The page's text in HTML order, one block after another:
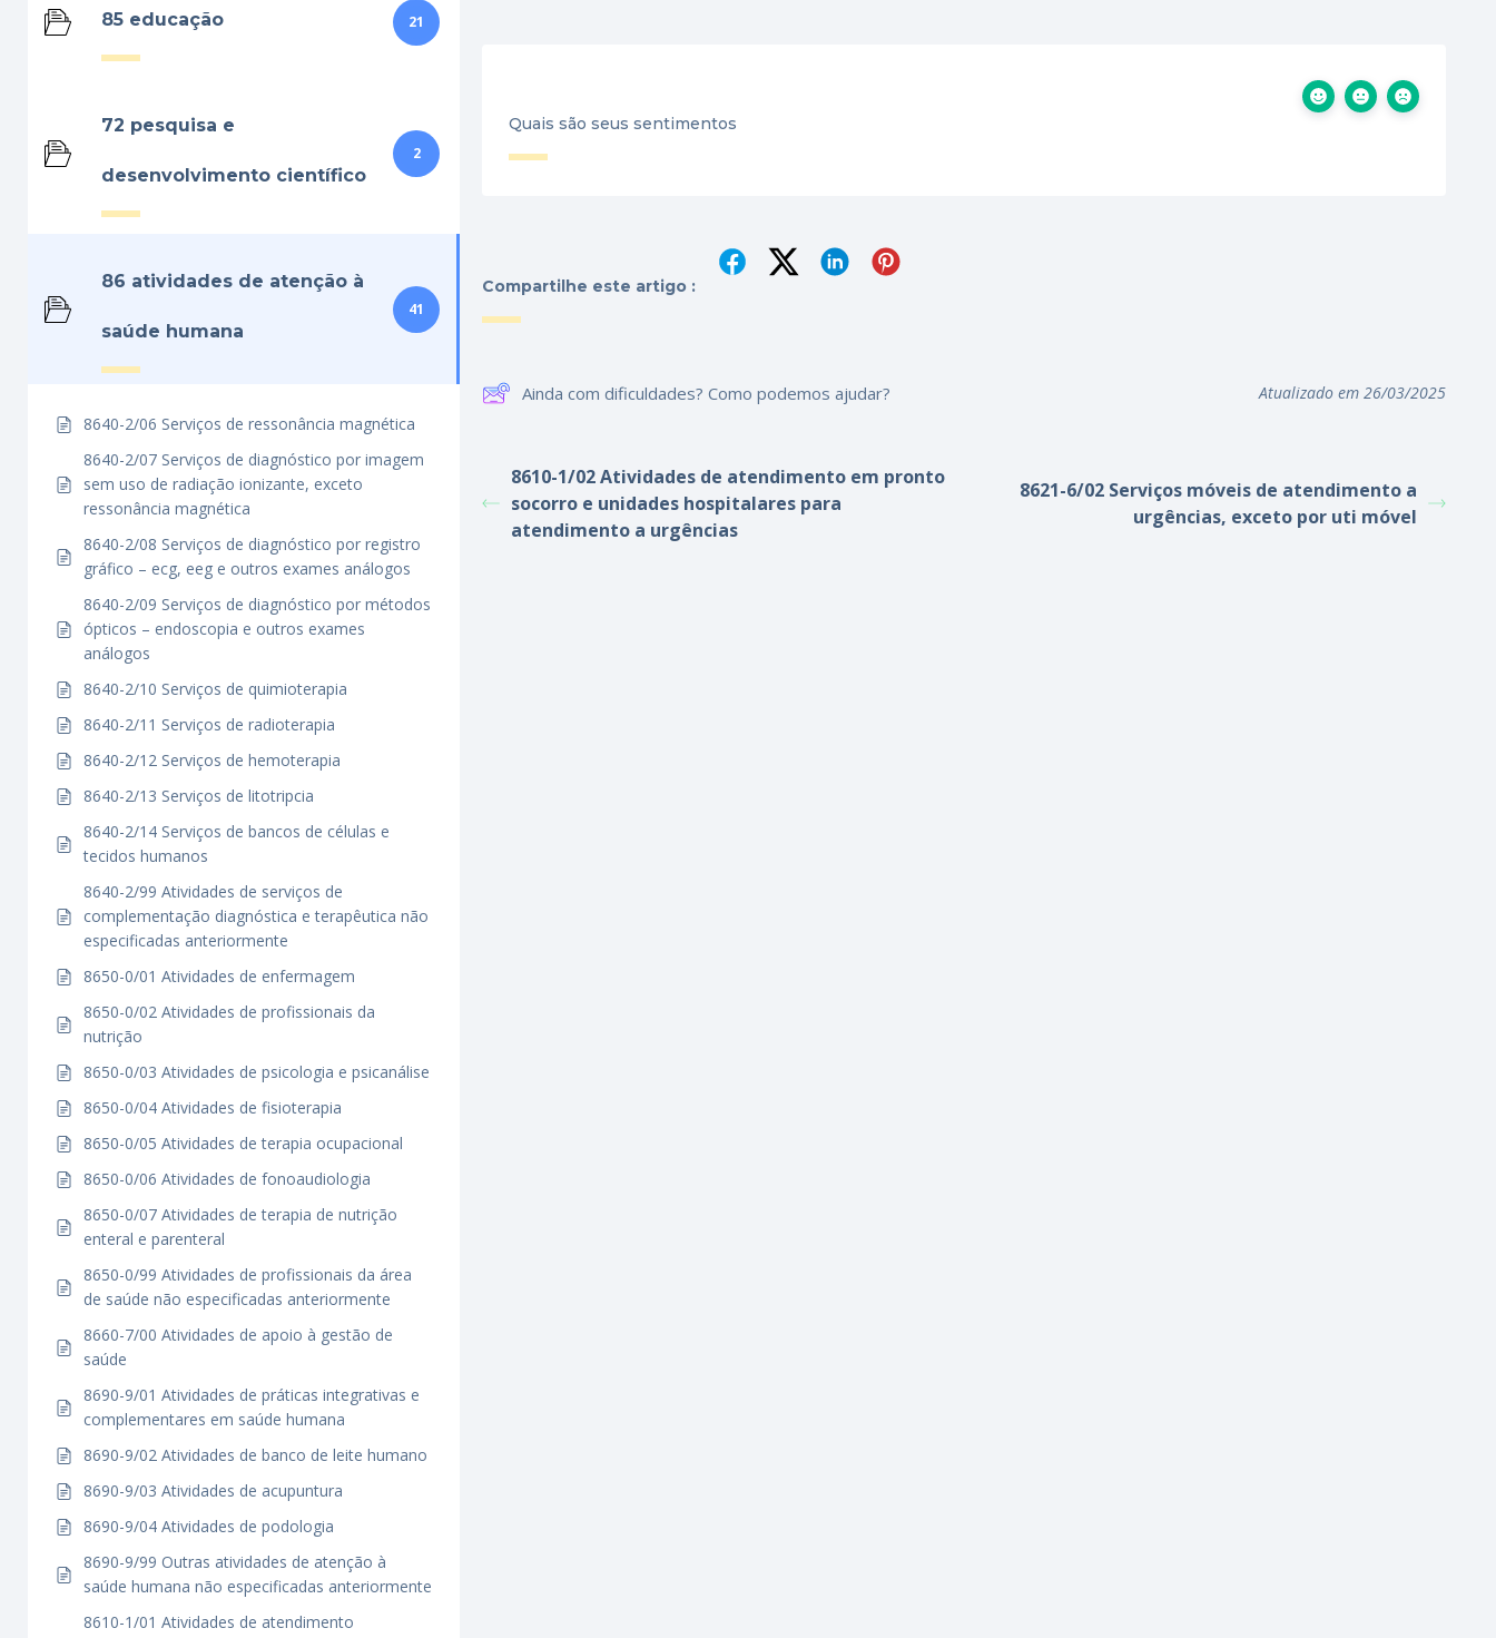
85 educação 21
72 pesquisa e
desenvolvimento científico
2
86 atividades de atenção à
saúde humana
41
8640-2/06 Serviços de ressonância magnética
8640-2/07 Serviços de diagnóstico por imagem
sem uso de radiação ionizante, exceto
ressonância magnética
8640-2/08 Serviços de diagnóstico por registro
gráfico – ecg, eeg e outros exames análogos
8640-2/09 Serviços de diagnóstico por métodos
ópticos – endoscopia e outros exames
análogos
8640-2/10 Serviços de quimioterapia
8640-2/11 Serviços de radioterapia
8640-2/12 Serviços de hemoterapia
8640-2/13 Serviços de litotripcia
8640-2/14 Serviços de bancos de células e
tecidos humanos
8640-2/99 Atividades de serviços de
complementação diagnóstica e terapêutica não
especificadas anteriormente
8650-0/01 Atividades de enfermagem
8650-0/02 Atividades de profissionais da
nutrição
8650-0/03 Atividades de psicologia e psicanálise
8650-0/04 Atividades de fisioterapia
8650-0/05 Atividades de terapia ocupacional
8650-0/06 Atividades de fonoaudiologia
8650-0/07 Atividades de terapia de nutrição
enteral e parenteral
8650-0/99 Atividades de profissionais da área
de saúde não especificadas anteriormente
8660-7/00 Atividades de apoio à gestão de
saúde
8690-9/01 Atividades de práticas integrativas e
complementares em saúde humana
8690-9/02 Atividades de banco de leite humano
8690-9/03 Atividades de acupuntura
8690-9/04 Atividades de podologia
8690-9/99 Outras atividades de atenção à
saúde humana não especificadas anteriormente
8610-1/01 Atividades de atendimento
Quais são seus sentimentos
Compartilhe este artigo :
Ainda com dificuldades? Como podemos ajudar? Atualizado em 26/03/2025
8610-1/02 Atividades de atendimento em pronto
socorro e unidades hospitalares para
atendimento a urgências
8621-6/02 Serviços móveis de atendimento a
urgências, exceto por uti móvel